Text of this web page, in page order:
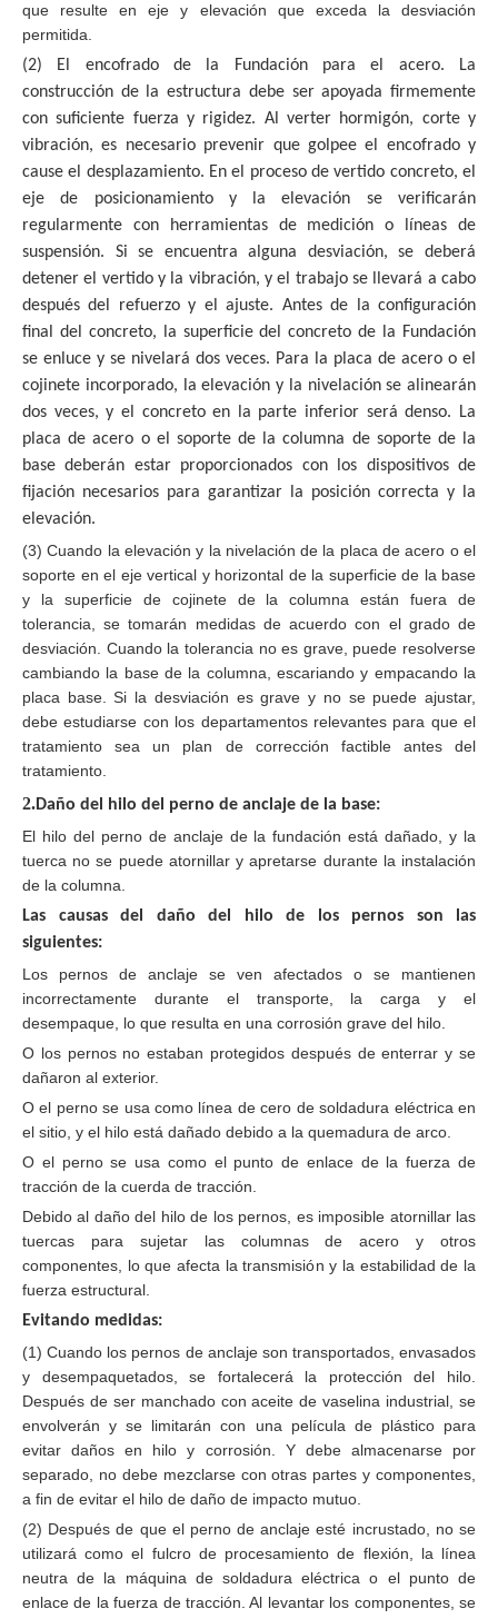
que resulte en eje y elevación que exceda la desviación
permitida.
(2) El encofrado de la Fundación para el acero.
La
construcción de la estructura debe ser apoyada firmemente
con suficiente fuerza y ​​rigidez. Al verter hormigón, corte y
vibración, es necesario prevenir que golpee el encofrado y
cause el desplazamiento. En el proceso de vertido concreto, el
eje de posicionamiento y la elevación se verificarán
regularmente con herramientas de medición o líneas de
suspensión. Si se encuentra alguna desviación, se deberá
detener el vertido y la vibración, y el trabajo se llevará a cabo
después del refuerzo y el ajuste. Antes de la configuración
final del concreto, la superficie del concreto de la Fundación
se enluce y se nivelará dos veces. Para la placa de acero o el
cojinete incorporado, la elevación y la nivelación se alinearán
dos veces, y el concreto en la parte inferior será denso. La
placa de acero o el soporte de la columna de soporte de la
base deberán estar proporcionados con los dispositivos de
fijación necesarios para garantizar la posición correcta y la
elevación.
(3) Cuando la elevación y la nivelación de la placa de acero o el
soporte en el eje vertical y horizontal de la superficie de la base
y la superficie de cojinete de la columna están fuera de
tolerancia, se tomarán medidas de acuerdo con el grado de
desviación. Cuando la tolerancia no es grave, puede resolverse
cambiando la base de la columna, escariando y empacando la
placa base. Si la desviación es grave y no se puede ajustar,
debe estudiarse con los departamentos relevantes para que el
tratamiento sea un plan de corrección factible antes del
tratamiento.
2.Daño del hilo del perno de anclaje de la base:
El hilo del perno de anclaje de la fundación está dañado, y la
tuerca no se puede atornillar y apretarse durante la instalación
de la columna.
Las causas del daño del hilo de los pernos son las
siguientes:
Los pernos de anclaje se ven afectados o se mantienen
incorrectamente durante el transporte, la carga y el
desempaque, lo que resulta en una corrosión grave del hilo.
O los pernos no estaban protegidos después de enterrar y se
dañaron al exterior.
O el perno se usa como línea de cero de soldadura eléctrica en
el sitio, y el hilo está dañado debido a la quemadura de arco.
O el perno se usa como el punto de enlace de la fuerza de
tracción de la cuerda de tracción.
Debido al daño del hilo de los pernos, es imposible atornillar las
tuercas para sujetar las columnas de acero y otros
componentes, lo que afecta la transmisión y la estabilidad de la
fuerza estructural.
Evitando medidas:
(1) Cuando los pernos de anclaje son transportados, envasados
​​y desempaquetados, se fortalecerá la protección del hilo.
Después de ser manchado con aceite de vaselina industrial, se
envolverán y se limitarán con una película de plástico para
evitar daños en hilo y corrosión. Y debe almacenarse por
separado, no debe mezclarse con otras partes y componentes,
a fin de evitar el hilo de daño de impacto mutuo.
(2) Después de que el perno de anclaje esté incrustado, no se
utilizará como el fulcro de procesamiento de flexión, la línea
neutra de la máquina de soldadura eléctrica o el punto de
enlace de la fuerza de tracción. Al levantar los componentes, se